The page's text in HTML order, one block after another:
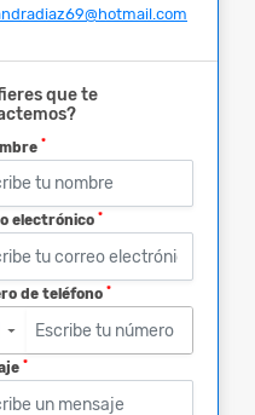
que te
*
electrónico *
de teléfono *
▼
*